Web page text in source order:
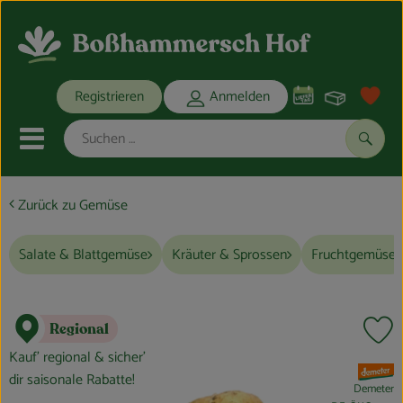
Registrieren Anmelden
Mobiles Menu öffnen oder
Bio-Kochkisten
THEMENWELTEN
ANGEBOTE
REGIONALES
Zurück zu Gemüse
Salate & Blattgemüse Kräuter & Sprossen Fruchtgemüse
Regional
Kauf’ regional & sicher’
dir saisonale Rabatte!
, Verband:
Demeter